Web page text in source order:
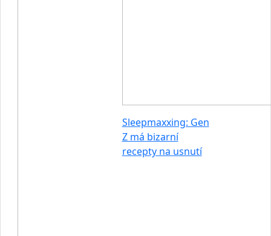
Sleepmaxxing: Gen
Z má bizarní
recepty na usnutí